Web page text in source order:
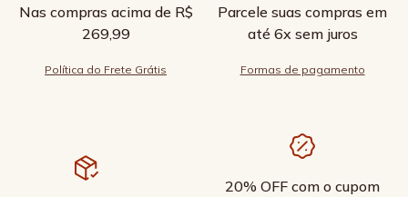
Nas compras acima de R$
269,99
Política do Frete Grátis
Parcele suas compras em
até 6x sem juros
Formas de pagamento
20% OFF com o cupom